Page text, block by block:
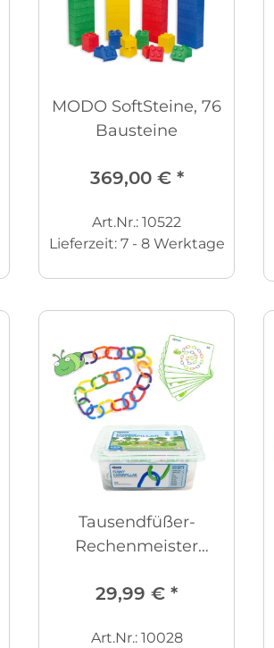
MODO SoftSteine, 76
Bausteine
369,00 € *
Art.Nr.: 10522
Lieferzeit: 7 - 8 Werktage
Tausendfüßer-
Rechenmeister
29,99 € *
Art.Nr.: 10028